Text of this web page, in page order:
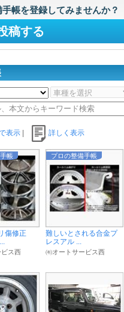
帳を登録してみませんか？
稿する
表示 詳しく表示
帳
傷修正
ス西
プロの整備手帳
難しいとされる合金プ
レスアル ...
㈲オートサービス西